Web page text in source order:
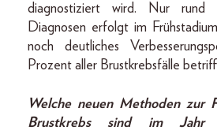
diagnostiziert wird. Nur
Diagnosen erfolgt im
noch deutliches
Prozent aller Brustkrebsfälle
Welche neuen Methoden zur
Brustkrebs sind im Jahr